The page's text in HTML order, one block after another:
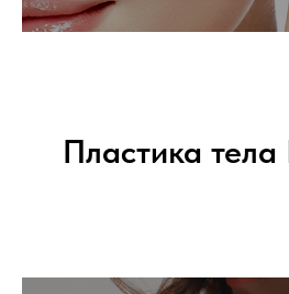
Пластика